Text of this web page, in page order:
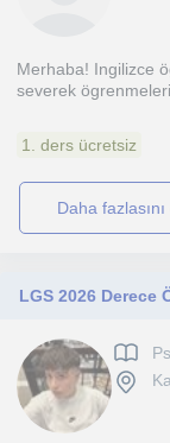
Merhaba! Ingilizce
severek
1. ders ücretsiz
daha